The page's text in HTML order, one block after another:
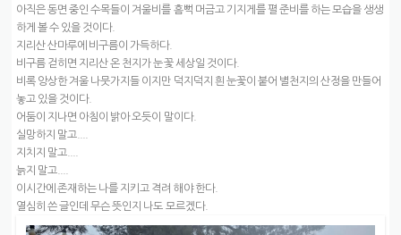
아직은 동면 중인 수목들이 겨울비를 흠뻑 머금고 기지게를 펼 준비를 하는 모습을 생생
하게 볼 수 있을 것이다.
지리산 산마루에 비구름이 가득하다.
비구름 걷히면 지리산 온 천지가 눈꽃 세상일 것이다.
비록 앙상한 겨울 나뭇가지들 이지만 덕지덕지 흰 눈꽃이 붙어 별천지의 산정을 만들어
놓고 있을 것이다.
어둠이 지나면 아침이 밝아 오듯이 말이다.
실망하지 말고....
지치지 말고....
늙지 말고....
이시간에 존재하는 나를 지키고 격려 해야 한다.
열심히 쓴 글인데 무슨 뜻인지 나도 모르겠다.